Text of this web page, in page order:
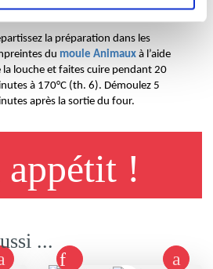
la préparation dans les
du moule Animaux à l’aide
la louche et faites cuire pendant 20
à 170°C (th. 6). Démoulez 5
après la sortie du four.
!
...